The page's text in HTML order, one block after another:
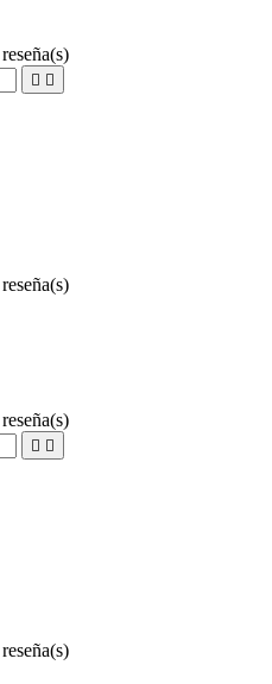
reseña(s)
 
reseña(s)
reseña(s)
 
reseña(s)